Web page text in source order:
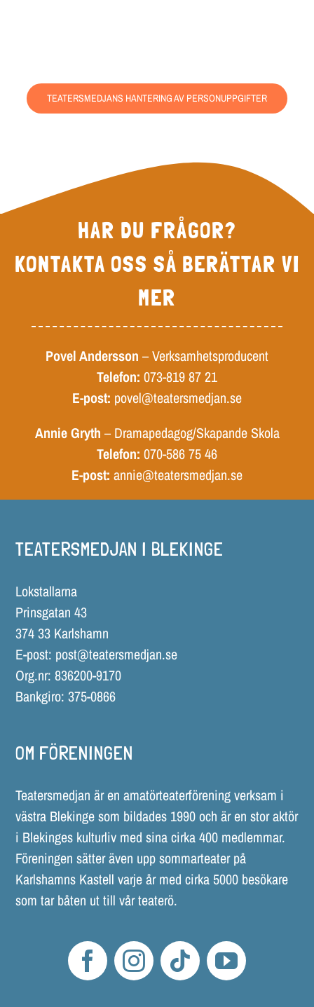
TEATERSMEDJANS HANTERING AV PERSONUPPGIFTER
HAR DU FRÅGOR?
KONTAKTA OSS SÅ BERÄTTAR VI
MER
Povel Andersson – Verksamhetsproducent
Telefon: 073-819 87 21
E-post: povel@teatersmedjan.se
Annie Gryth – Dramapedagog/Skapande Skola
Telefon: 070-586 75 46
E-post: annie@teatersmedjan.se
TEATERSMEDJAN I BLEKINGE
Lokstallarna
Prinsgatan 43
374 33 Karlshamn
E-post: post@teatersmedjan.se
Org.nr: 836200-9170
Bankgiro: 375-0866
OM FÖRENINGEN
Teatersmedjan är en amatörteaterförening verksam i
västra Blekinge som bildades 1990 och är en stor aktör
i Blekinges kulturliv med sina cirka 400 medlemmar.
Föreningen sätter även upp sommarteater på
Karlshamns Kastell varje år med cirka 5000 besökare
som tar båten ut till vår teaterö.